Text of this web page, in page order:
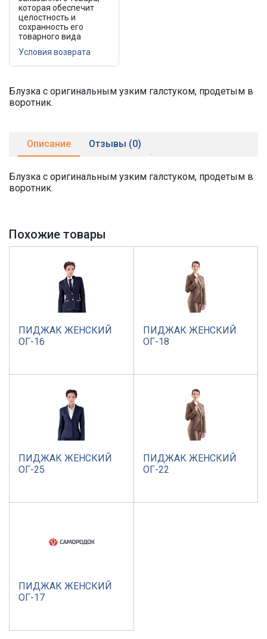
которая обеспечит
целостность и
сохранность его
товарного вида
Условия возврата
Блузка с оригинальным узким галстуком, продетым в
воротник.
Описание Отзывы (0)
Блузка с оригинальным узким галстуком, продетым в
воротник.
Похожие товары
ПИДЖАК ЖЕНСКИЙ
ОГ-16
ПИДЖАК ЖЕНСКИЙ
ОГ-18
ПИДЖАК ЖЕНСКИЙ
ОГ-25
ПИДЖАК ЖЕНСКИЙ
ОГ-22
ПИДЖАК ЖЕНСКИЙ
ОГ-17